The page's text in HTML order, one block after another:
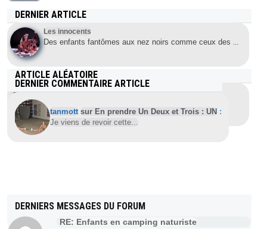
DERNIER ARTICLE
Les innocents
Des enfants fantômes aux nez noirs comme ceux des ...
ARTICLE ALÉATOIRE
Expositions artistiques en domaines naturistes
Depuis 2016, le projet Symbiose organise des
DERNIER COMMENTAIRE ARTICLE
tanmott sur En prendre Un Deux et Trois : UN :
Je viens de revoir cette...
DERNIERS MESSAGES DU FORUM
RE: Enfants en camping naturiste